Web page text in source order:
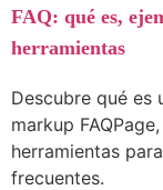
FAQ: qué es,
herramientas
Descubre qué es
markup
herramientas
frecuentes.